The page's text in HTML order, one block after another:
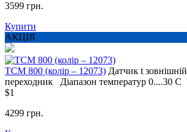
3599 грн.
Купити
АКЦІЯ
ТСМ 800 (колір – 12073) Датчик t зовнішній
переходник
Діапазон температур 0....30 С
$1
4299 грн.